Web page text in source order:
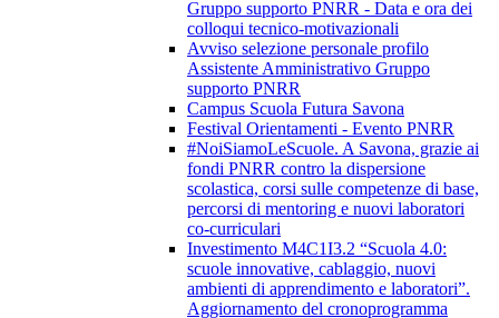
Gruppo supporto PNRR - Data e ora dei
colloqui tecnico-motivazionali
Avviso selezione personale profilo
Assistente Amministrativo Gruppo
supporto PNRR
Campus Scuola Futura Savona
Festival Orientamenti - Evento PNRR
#NoiSiamoLeScuole. A Savona, grazie ai
fondi PNRR contro la dispersione
scolastica, corsi sulle competenze di base,
percorsi di mentoring e nuovi laboratori
co-curriculari
Investimento M4C1I3.2 “Scuola 4.0:
scuole innovative, cablaggio, nuovi
ambienti di apprendimento e laboratori”.
Aggiornamento del cronoprogramma